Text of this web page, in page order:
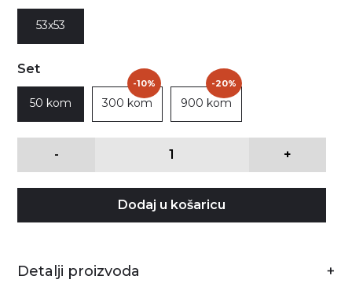
53x53
Set
50 kom 300 kom
-10%
900 kom
-20%
- +
Dodaj u košaricu
Detalji proizvoda